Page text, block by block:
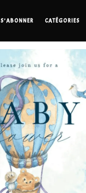
S’ABONNER CATÉGORIES